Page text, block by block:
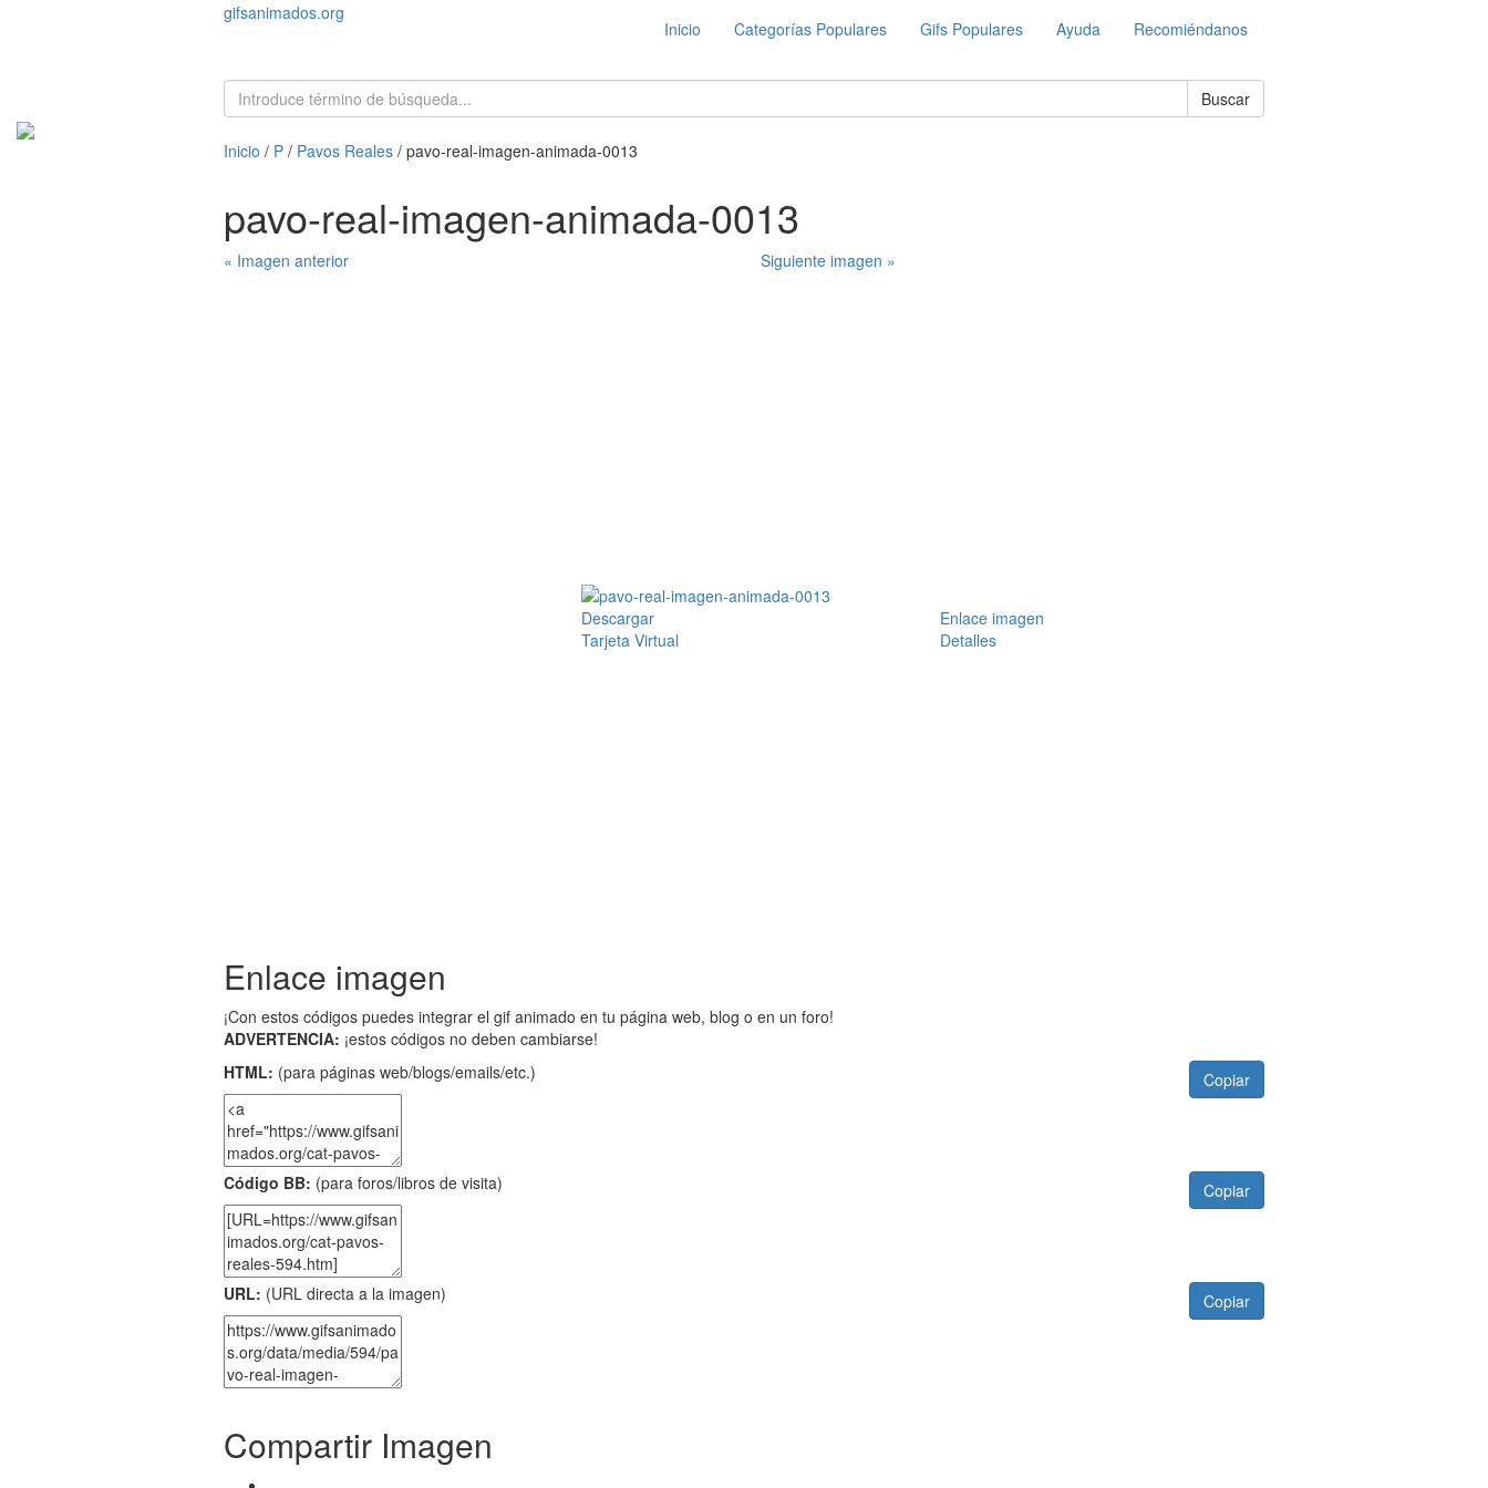
gifsanimados.org
Inicio Categorías Populares Gifs Populares Ayuda Recomiéndanos
Buscar
Inicio / P / Pavos Reales / pavo-real-imagen-animada-0013
pavo-real-imagen-animada-0013
« Imagen anterior Siguiente imagen »
Descargar
Enlace imagen
Tarjeta Virtual
Detalles
Enlace imagen
¡Con estos códigos puedes integrar el gif animado en tu página web, blog o en un foro!
ADVERTENCIA: ¡estos códigos no deben cambiarse!
HTML: (para páginas web/blogs/emails/etc.) Copiar
Código BB: (para foros/libros de visita) Copiar
URL: (URL directa a la imagen) Copiar
Compartir Imagen